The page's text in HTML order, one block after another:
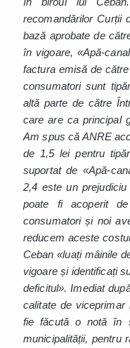
recomandărilor Curții
bază aprobate de
în vigoare, «Apă-
factura emisă de
consumatori sunt
altă parte de către
care are ca principal
Am spus că ANRE
de 1,5 lei pentru
suportat de «Apă-
2,4 este un
poate fi acoperit
consumatori și noi
reducem aceste
Ceban «luați mâinile
vigoare și identificați
deficitul». Imediat
calitate de viceprimar
fie făcută o notă în
municipalității, pentru